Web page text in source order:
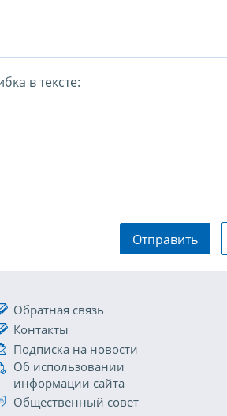
в тексте:
Отправить
Обратная связь
Контакты
Подписка на новости
Об использовании
информации сайта
Общественный совет